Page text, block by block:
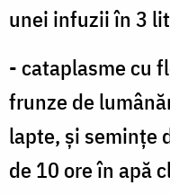
unei infuzii în 3
- cataplasme cu
frunze de
lapte, şi seminţe
de 10 ore în apă